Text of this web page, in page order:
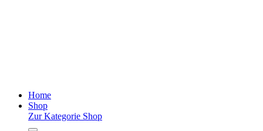
Home
Shop
Zur Kategorie Shop